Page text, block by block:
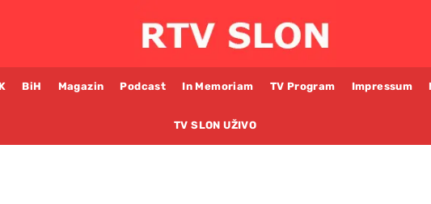
BiH Magazin Podcast In Memoriam TV Program Impressum
TV SLON UŽIVO